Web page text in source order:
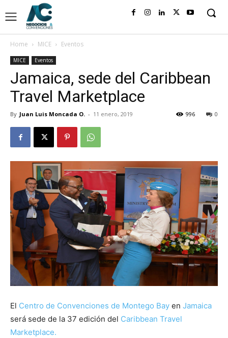
Home MICE Eventos
MICE Eventos
Jamaica, sede del Caribbean
Travel Marketplace
By Juan Luis Moncada O. - 11 enero, 2019 0
996
El Centro de Convenciones de Montego Bay en Jamaica
será sede de la 37 edición del Caribbean Travel
Marketplace.